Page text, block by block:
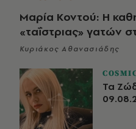
Μαρία Κοντού: Η
«ταΐστριας» γατών
Κυριάκος Αθανασιάδης
Τα